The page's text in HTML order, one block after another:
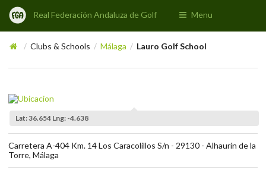
Real Federación Andaluza de Golf Menu
/ Clubs & Schools / Málaga / Lauro Golf School
Lat: 36.654 Lng: -4.638
Carretera A-404 Km. 14 Los Caracolillos S/n - 29130 - Alhaurín de la
Torre, Málaga